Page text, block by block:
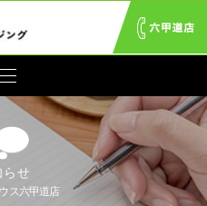
らせ
ス六甲道店